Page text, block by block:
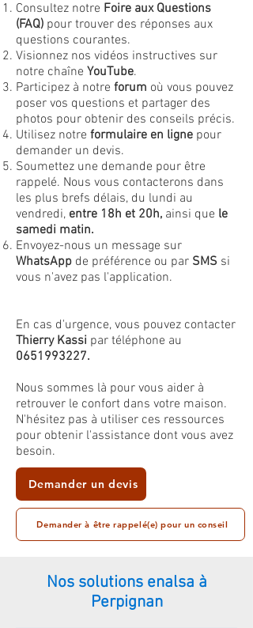
Consultez notre Foire aux Questions
(FAQ) pour trouver des réponses aux
questions courantes.
Visionnez nos vidéos instructives sur
notre chaîne YouTube.
Participez à notre forum où vous pouvez
poser vos questions et partager des
photos pour obtenir des conseils précis.
Utilisez notre formulaire en ligne pour
demander un devis.
Soumettez une demande pour être
rappelé. Nous vous contacterons dans
les plus brefs délais, du lundi au
vendredi, entre 18h et 20h, ainsi que le
samedi matin.
Envoyez-nous un message sur
WhatsApp de préférence ou par SMS si
vous n'avez pas l'application.
En cas d'urgence, vous pouvez contacter
Thierry Kassi par téléphone au
0651993227.
Nous sommes là pour vous aider à
retrouver le confort dans votre maison.
N'hésitez pas à utiliser ces ressources
pour obtenir l'assistance dont vous avez
besoin.
Demander un devis
Demander à être rappelé(e) pour un conseil
Nos solutions enalsa à
Perpignan